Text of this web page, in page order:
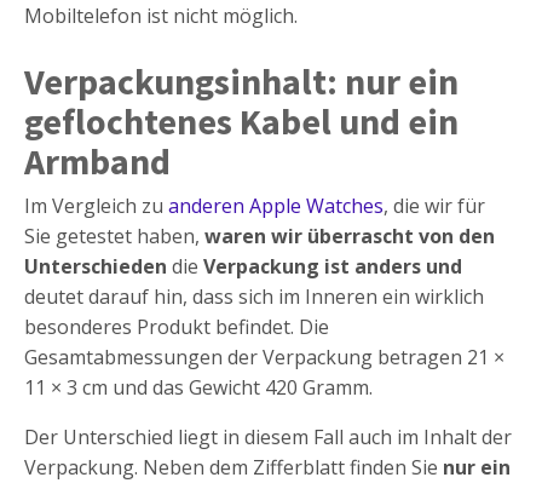
Mobiltelefon ist nicht möglich.
Verpackungsinhalt: nur ein
geflochtenes Kabel und ein
Armband
Im Vergleich zu anderen Apple Watches, die wir für
Sie getestet haben, waren wir überrascht von den
Unterschieden die Verpackung ist anders und
deutet darauf hin, dass sich im Inneren ein wirklich
besonderes Produkt befindet. Die
Gesamtabmessungen der Verpackung betragen 21 ×
11 × 3 cm und das Gewicht 420 Gramm.
Der Unterschied liegt in diesem Fall auch im Inhalt der
Verpackung. Neben dem Zifferblatt finden Sie nur ein